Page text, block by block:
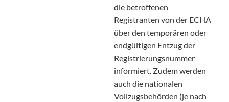
die betroffenen
Registranten von der ECHA
über den temporären oder
endgültigen Entzug der
Registrierungsnummer
informiert. Zudem werden
auch die nationalen
Vollzugsbehörden (je nach